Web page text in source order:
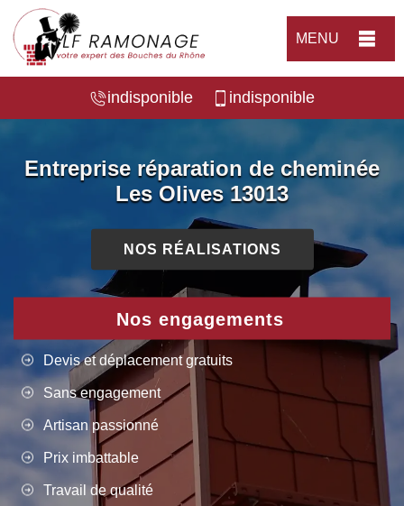
MENU
indisponible indisponible
Entreprise réparation de cheminée
Les Olives 13013
NOS RÉALISATIONS
Nos engagements
Devis et déplacement gratuits
Sans engagement
Artisan passionné
Prix imbattable
Travail de qualité